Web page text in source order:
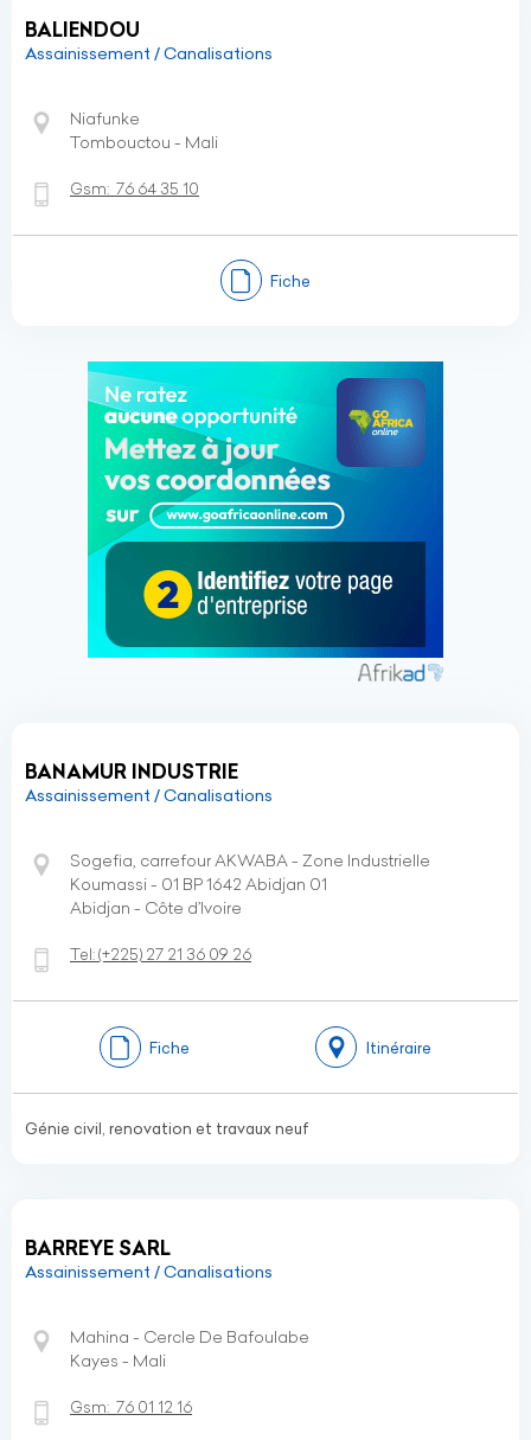
BALIENDOU
Assainissement / Canalisations
Niafunke
Tombouctou - Mali
Gsm: 76 64 35 10
Fiche
BANAMUR INDUSTRIE
Assainissement / Canalisations
Sogefia, carrefour AKWABA - Zone Industrielle
Koumassi - 01 BP 1642 Abidjan 01
Abidjan - Côte d’Ivoire
Tel:(+225) 27 21 36 09 26
Fiche Itinéraire
Génie civil, renovation et travaux neuf
BARREYE SARL
Assainissement / Canalisations
Mahina - Cercle De Bafoulabe
Kayes - Mali
Gsm: 76 01 12 16